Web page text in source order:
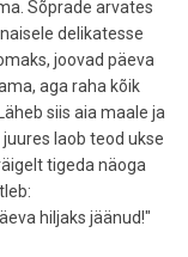
Sõprade arvates
delikatesse
joovad päeva
aga raha kõik
siis aia maale ja
laob teod ukse
tigeda näoga
hiljaks jäänud!"